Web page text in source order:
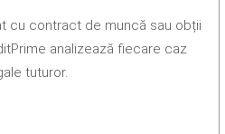
cu contract de muncă sau obții
analizează fiecare caz
tuturor.